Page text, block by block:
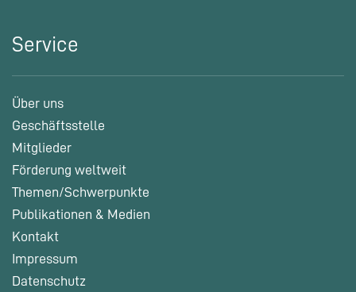
Service
Über uns
Geschäftsstelle
Mitglieder
Förderung weltweit
Themen/Schwerpunkte
Publikationen & Medien
Kontakt
Impressum
Datenschutz